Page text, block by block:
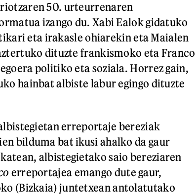
50. urteurrenaren
izango du. Xabi Ealok gidatuko
eta irakasle ohiarekin eta Maialen
dituzte frankismoko eta Franco
politiko eta soziala. Horrez gain,
hainbat albiste labur egingo dituzte
erreportaje bereziak
bilduma bat ikusi ahalko da gaur
albistegietako saio bereziaren
erreportajea emango dute gaur,
(Bizkaia) juntetxean antolatutako